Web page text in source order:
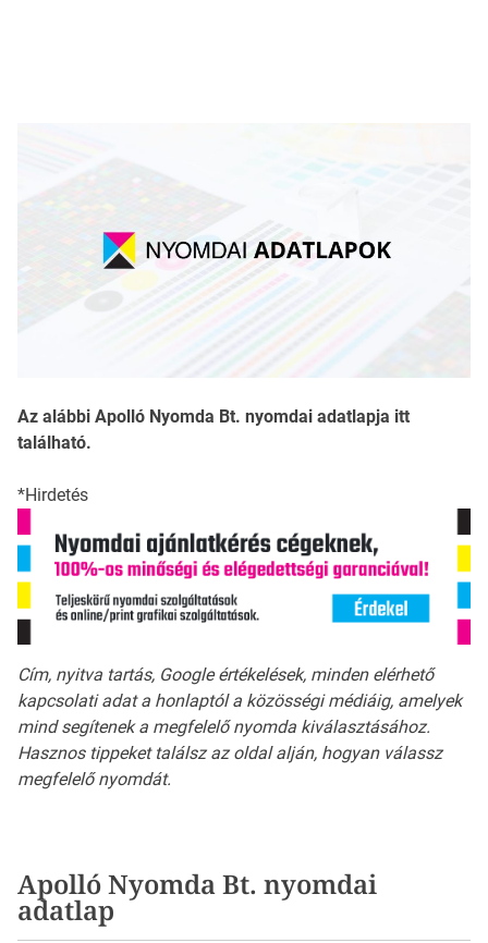
Az alábbi Apolló Nyomda Bt. nyomdai adatlapja itt
található.
*Hirdetés
Cím, nyitva tartás, Google értékelések, minden elérhető
kapcsolati adat a honlaptól a közösségi médiáig, amelyek
mind segítenek a megfelelő nyomda kiválasztásához.
Hasznos tippeket találsz az oldal alján, hogyan válassz
megfelelő nyomdát.
Apolló Nyomda Bt. nyomdai
adatlap